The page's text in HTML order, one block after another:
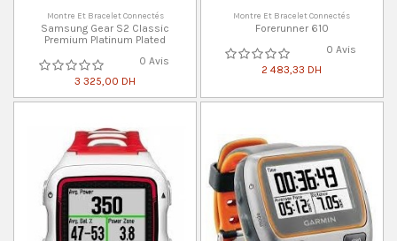
Montre Et Bracelet Connectés
Samsung Gear S2 Classic
Premium Platinum Plated
0 Avis
3 325,00 DH
Montre Et Bracelet Connectés
Forerunner 610
0 Avis
2 483,33 DH